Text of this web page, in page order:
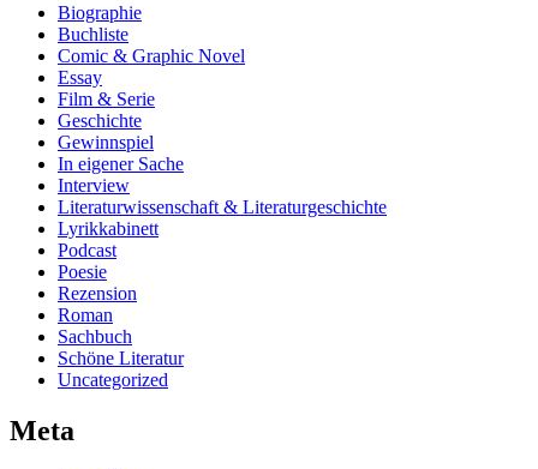
Biographie
Buchliste
Comic & Graphic Novel
Essay
Film & Serie
Geschichte
Gewinnspiel
In eigener Sache
Interview
Literaturwissenschaft & Literaturgeschichte
Lyrikkabinett
Podcast
Poesie
Rezension
Roman
Sachbuch
Schöne Literatur
Uncategorized
Meta